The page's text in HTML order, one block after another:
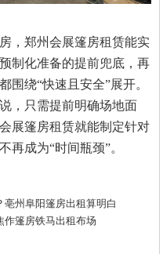
，郑州会展篷房租赁能实
制化准备的提前兜底，再
围绕“快速且安全”展开。
，只需提前明确场地面
展篷房租赁就能制定针对
再成为“时间瓶颈”。
州阜阳篷房出租算明白
作篷房铁马出租布场